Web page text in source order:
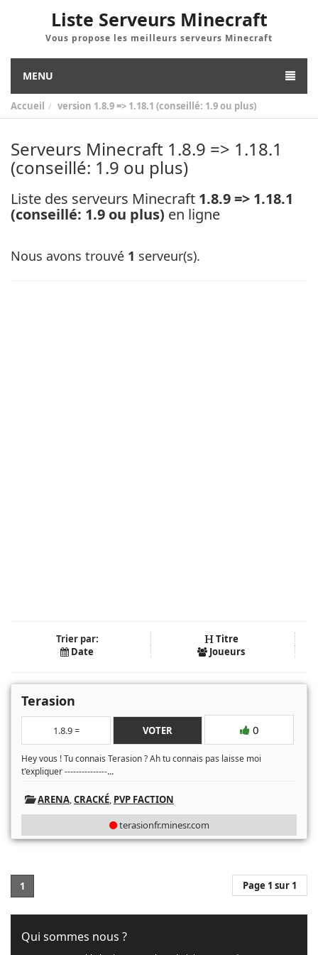
Liste Serveurs Minecraft
Vous propose les meilleurs serveurs Minecraft
MENU
Accueil version 1.8.9 => 1.18.1 (conseillé: 1.9 ou plus)
Serveurs Minecraft 1.8.9 => 1.18.1
(conseillé: 1.9 ou plus)
Liste des serveurs Minecraft 1.8.9 => 1.18.1
(conseillé: 1.9 ou plus) en ligne
Nous avons trouvé 1 serveur(s).
Trier par:
Titre
Date
Joueurs
Terasion
1.8.9 = VOTER 0
Hey vous ! Tu connais Terasion ? Ah tu connais pas laisse moi
t'expliquer ---------------...
ARENA,CRACKÉ, PVP FACTION
terasionfr.minesr.com
1 Page 1 sur 1
Qui sommes nous ?